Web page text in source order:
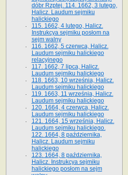
dóbr Rzptej. 114. 1662, 3 lutego,
Halicz. Laudum sejmiku
halickiego
115. 1662, 4 lutego, Halicz.
Instrukcya sejmiku posłom na
sejm walny
116. 1662, 5 czerwca, Halicz.
Laudum sejmiku halickiego
relacyjnego
117. 1662, 7 lipca, Halicz.
Laudum sejmiku halickiego
118. 1663, 10 września, Halicz.
Laudum sejmiku halickiego
119. 1663, 11 września, Halicz.
Laudum sejmiku halickiego
120. 1664, 4 czerwca, Halicz.
Laudum sejmiku halickiego
121. 1664, 15 września, Halicz.
Laudum sejmiku halickiego.
122. 1664, 8 października,
Halicz. Laudum sejmiku
halickiego
123. 1664, 8 października,
Halicz. Instrukcya sejmiku
halickiego posłom na sejm